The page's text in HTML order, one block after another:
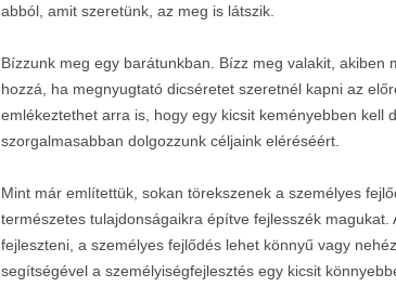
abból, amit szeretünk, az meg is látszik.
Bízzunk meg egy barátunkban. Bízz meg valakit, akiben
hozzá, ha megnyugtató dicséretet szeretnél kapni az
emlékeztethet arra is, hogy egy kicsit keményebben kell
szorgalmasabban dolgozzunk céljaink eléréséért.
Mint már említettük, sokan törekszenek a személyes
természetes tulajdonságaikra építve fejlesszék
fejleszteni, a személyes fejlődés lehet könnyű vagy
segítségével a személyiségfejlesztés egy kicsit